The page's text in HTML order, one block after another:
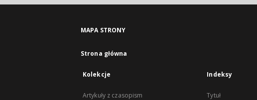
MAPA STRONY
Strona główna
Kolekcje
Artykuły z czasopism
Indeksy
Tytuł